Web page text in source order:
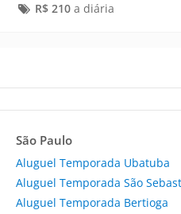
R$ 210a diária
São Paulo
Aluguel Temporada Ubatuba
Aluguel Temporada São
Aluguel Temporada Bertioga